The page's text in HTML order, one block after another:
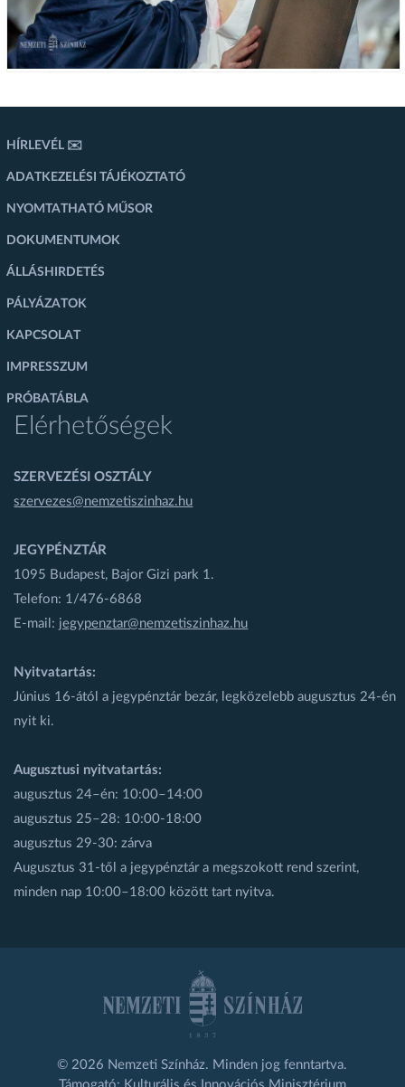
HÍRLEVÉL ✉️
ADATKEZELÉSI TÁJÉKOZTATÓ
NYOMTATHATÓ MŰSOR
DOKUMENTUMOK
ÁLLÁSHIRDETÉS
PÁLYÁZATOK
KAPCSOLAT
IMPRESSZUM
PRÓBATÁBLA
Elérhetőségek
SZERVEZÉSI OSZTÁLY
szervezes@nemzetiszinhaz.hu
JEGYPÉNZTÁR
1095 Budapest, Bajor Gizi park 1.
Telefon: 1/476-6868
E-mail: jegypenztar@nemzetiszinhaz.hu
Nyitvatartás:
Június 16-ától a jegypénztár bezár, legközelebb augusztus 24-én
nyit ki.
Augusztusi nyitvatartás:
augusztus 24–én: 10:00–14:00
augusztus 25–28: 10:00-18:00
augusztus 29-30: zárva
Augusztus 31-től a jegypénztár a megszokott rend szerint,
minden nap 10:00–18:00 között tart nyitva.
© 2026 Nemzeti Színház. Minden jog fenntartva.